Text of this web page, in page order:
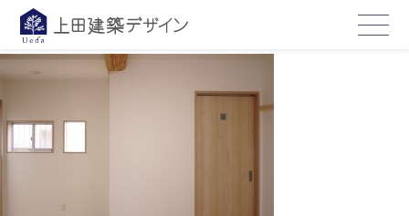
01
2017年9月16日